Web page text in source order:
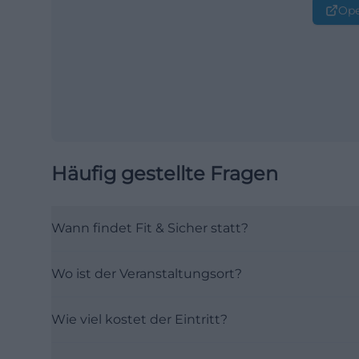
Häufig gestellte Fragen
Wann findet Fit & Sicher statt?
Wo ist der Veranstaltungsort?
Wie viel kostet der Eintritt?